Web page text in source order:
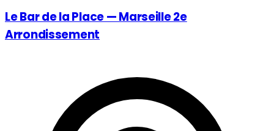
Le Bar de la Place — Marseille 2e
Arrondissement